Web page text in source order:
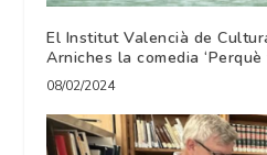
El Institut Valencià de
Arniches la comedia ‘Perquè
08/02/2024